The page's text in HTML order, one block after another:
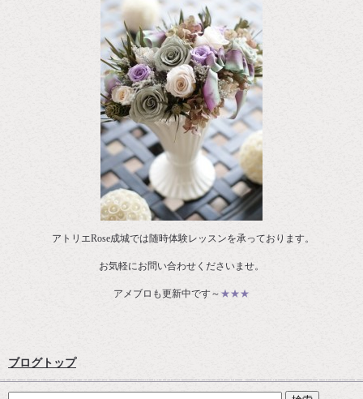
アトリエRose成城では随時体験レッスンを承っております。
お気軽にお問い合わせくださいませ。
アメブロも更新中です～ ★★★
ブログトップ